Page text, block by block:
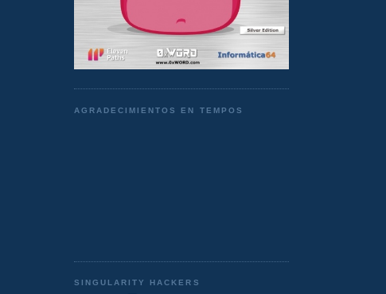
AGRADECIMIENTOS EN TEMPOS
SINGULARITY HACKERS